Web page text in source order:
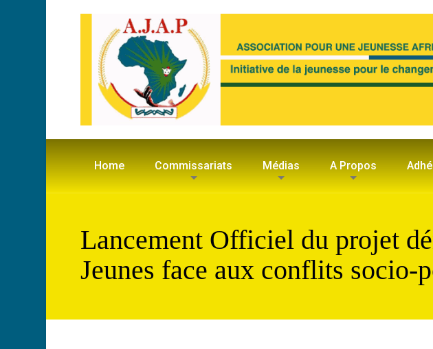
Home Commissariats Médias A Propos
Lancement Officiel du projet
Jeunes face aux conflits